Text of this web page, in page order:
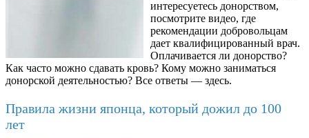
интересуетесь донорством,
посмотрите видео, где
рекомендации добровольцам
дает квалифицированный врач.
Оплачивается ли донорство?
Как часто можно сдавать кровь? Кому можно заниматься
донорской деятельностью? Все ответы — здесь.
Правила жизни японца, который дожил до 100
лет